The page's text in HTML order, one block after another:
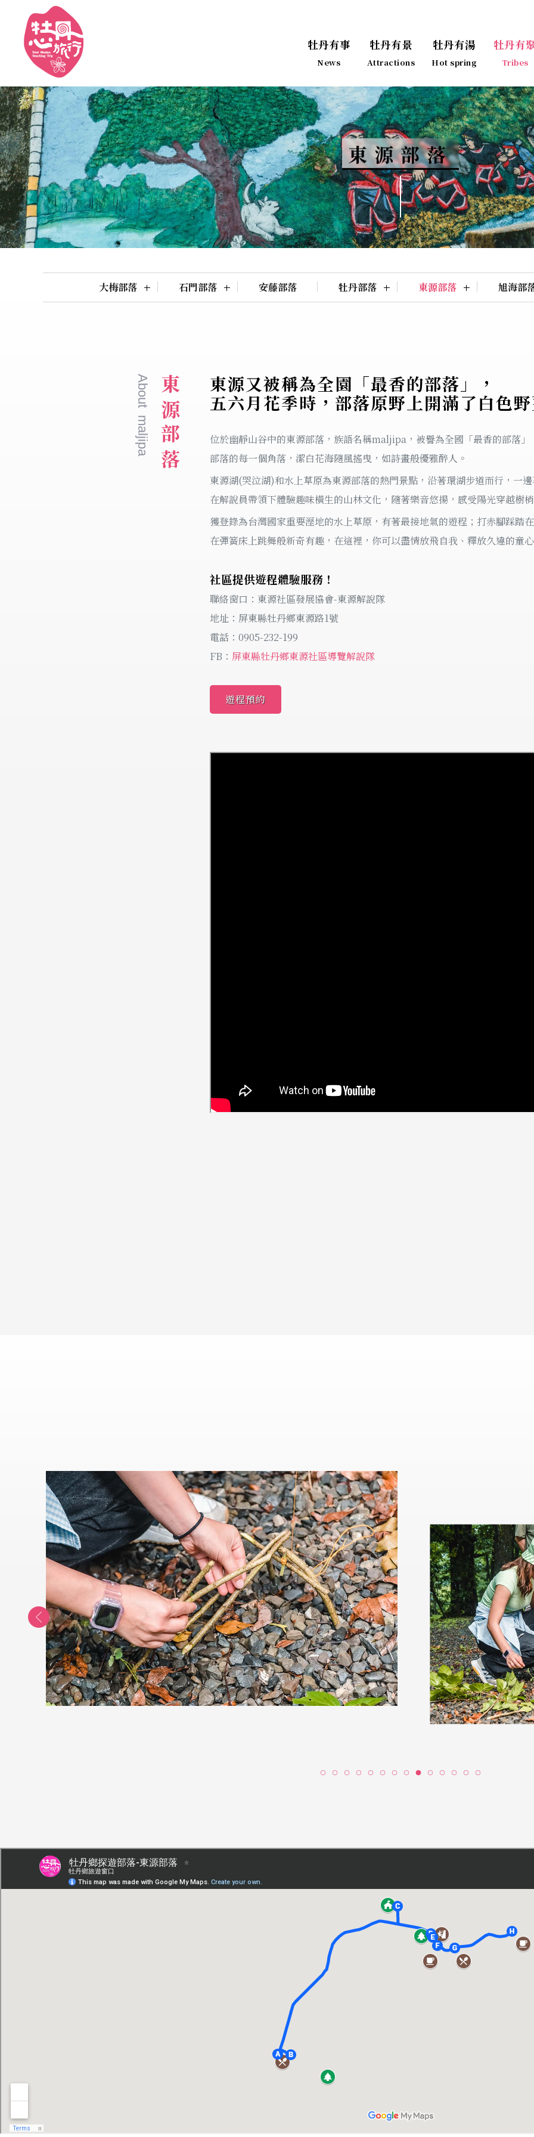
牡丹有事
News
牡丹有景
Attractions
牡丹有湯
Hot spring
牡丹有
Tribes
東源部落
大梅部落 石門部落 安藤部落 牡丹部落 東源部落 旭海部
東源部落
About maljipa
東源又被稱為全園「最香的部落」，
五六月花季時，部落原野上開滿了白色
位於幽靜山谷中的東源部落，族語名稱maljipa，被譽為全國「最香的部落
部落的每一個角落，潔白花海隨風搖曳，如詩畫般優雅醉人。
東源湖(哭泣湖)和水上草原為東源部落的熱門景點，沿著環湖步道而行，一
在解說員帶領下體驗趣味橫生的山林文化，隨著樂音悠揚，感受陽光穿越樹
獲登錄為台灣國家重要溼地的水上草原，有著最接地氣的遊程；打赤腳踩踏
在彈簧床上跳舞般新奇有趣，在這裡，你可以盡情放飛自我、釋放久違的童
社區提供遊程體驗服務！
聯絡窗口：東源社區發展協會-東源解說隊
地址：屏東縣牡丹鄉東源路1號
電話：0905-232-199
FB： 屏東縣牡丹鄉東源社區導覽解說隊
遊程預約
Cookie管理面板